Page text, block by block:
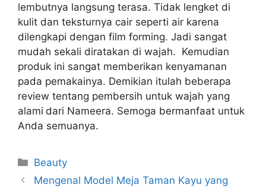
lembutnya langsung terasa. Tidak lengket di
kulit dan teksturnya cair seperti air karena
dilengkapi dengan film forming. Jadi sangat
mudah sekali diratakan di wajah. Kemudian
produk ini sangat memberikan kenyamanan
pada pemakainya. Demikian itulah beberapa
review tentang pembersih untuk wajah yang
alami dari Nameera. Semoga bermanfaat untuk
Anda semuanya.
Kategori
Beauty
Mengenal Model Meja Taman Kayu yang